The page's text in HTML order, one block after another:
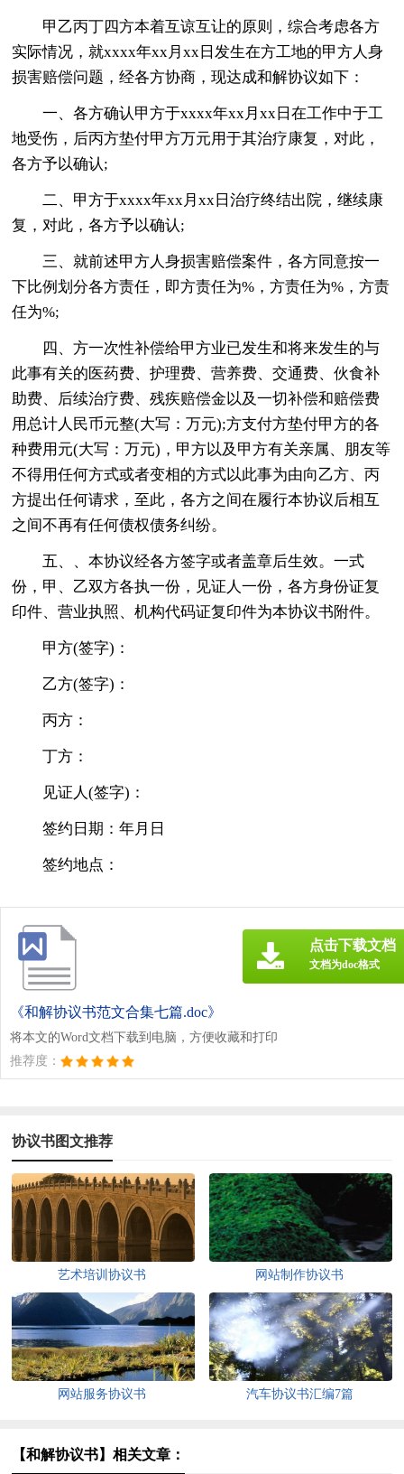
甲乙丙丁四方本着互谅互让的原则，综合考虑各方
实际情况，就xxxx年xx月xx日发生在方工地的甲方人身
损害赔偿问题，经各方协商，现达成和解协议如下：
一、各方确认甲方于xxxx年xx月xx日在工作中于工
地受伤，后丙方垫付甲方万元用于其治疗康复，对此，
各方予以确认;
二、甲方于xxxx年xx月xx日治疗终结出院，继续康
复，对此，各方予以确认;
三、就前述甲方人身损害赔偿案件，各方同意按一
下比例划分各方责任，即方责任为%，方责任为%，方责
任为%;
四、方一次性补偿给甲方业已发生和将来发生的与
此事有关的医药费、护理费、营养费、交通费、伙食补
助费、后续治疗费、残疾赔偿金以及一切补偿和赔偿费
用总计人民币元整(大写：万元);方支付方垫付甲方的各
种费用元(大写：万元)，甲方以及甲方有关亲属、朋友等
不得用任何方式或者变相的方式以此事为由向乙方、丙
方提出任何请求，至此，各方之间在履行本协议后相互
之间不再有任何债权债务纠纷。
五、、本协议经各方签字或者盖章后生效。一式
份，甲、乙双方各执一份，见证人一份，各方身份证复
印件、营业执照、机构代码证复印件为本协议书附件。
甲方(签字)：
乙方(签字)：
丙方：
丁方：
见证人(签字)：
签约日期：年月日
签约地点：
《和解协议书范文合集七篇.doc》
将本文的Word文档下载到电脑，方便收藏和打印
推荐度：
点击下载文档
文档为doc格式
协议书图文推荐
艺术培训协议书 网站制作协议书
网站服务协议书 汽车协议书汇编7篇
【和解协议书】相关文章：